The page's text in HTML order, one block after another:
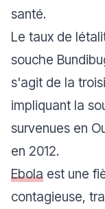
santé.
Le taux de
souche
s'agit de la
impliquant la
survenues en
en 2012.
Ebola est une
contagieuse,